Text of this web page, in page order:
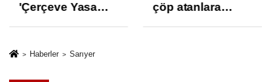
'Çerçeve Yasa
ve İhanet
çöp atanlara
Haberler Sarıyer